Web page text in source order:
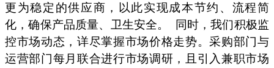
更为稳定的供应商，以此实现成本节约、流程简
化，确保产品质量、卫生安全。
同时，我们积极监
控市场动态，详尽掌握市场价格走势。采购部门与
运营部门每月联合进行市场调研，且引入兼职市场